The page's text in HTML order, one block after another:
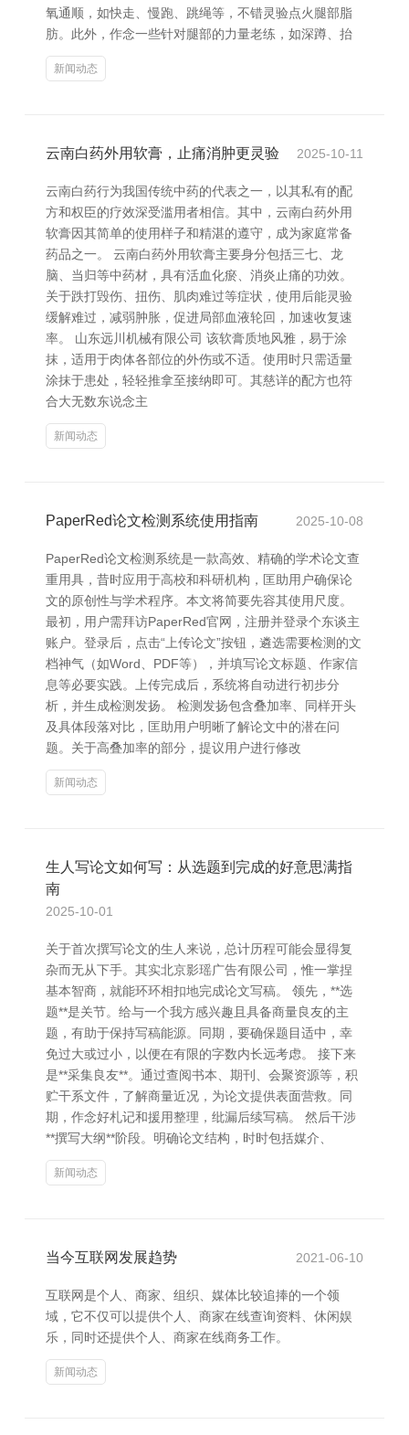
氧通顺，如快走、慢跑、跳绳等，不错灵验点火腿部脂
肪。此外，作念一些针对腿部的力量老练，如深蹲、抬
新闻动态
云南白药外用软膏，止痛消肿更灵验 2025-10-11
云南白药行为我国传统中药的代表之一，以其私有的配
方和权臣的疗效深受滥用者相信。其中，云南白药外用
软膏因其简单的使用样子和精湛的遵守，成为家庭常备
药品之一。 云南白药外用软膏主要身分包括三七、龙
脑、当归等中药材，具有活血化瘀、消炎止痛的功效。
关于跌打毁伤、扭伤、肌肉难过等症状，使用后能灵验
缓解难过，减弱肿胀，促进局部血液轮回，加速收复速
率。 山东远川机械有限公司 该软膏质地风雅，易于涂
抹，适用于肉体各部位的外伤或不适。使用时只需适量
涂抹于患处，轻轻推拿至接纳即可。其慈详的配方也符
合大无数东说念主
新闻动态
PaperRed论文检测系统使用指南 2025-10-08
PaperRed论文检测系统是一款高效、精确的学术论文查
重用具，昔时应用于高校和科研机构，匡助用户确保论
文的原创性与学术程序。本文将简要先容其使用尺度。
最初，用户需拜访PaperRed官网，注册并登录个东谈主
账户。登录后，点击“上传论文”按钮，遴选需要检测的文
档神气（如Word、PDF等），并填写论文标题、作家信
息等必要实践。上传完成后，系统将自动进行初步分
析，并生成检测发扬。 检测发扬包含叠加率、同样开头
及具体段落对比，匡助用户明晰了解论文中的潜在问
题。关于高叠加率的部分，提议用户进行修改
新闻动态
生人写论文如何写：从选题到完成的好意思满指
南
2025-10-01
关于首次撰写论文的生人来说，总计历程可能会显得复
杂而无从下手。其实北京影瑶广告有限公司，惟一掌捏
基本智商，就能环环相扣地完成论文写稿。 领先，**选
题**是关节。给与一个我方感兴趣且具备商量良友的主
题，有助于保持写稿能源。同期，要确保题目适中，幸
免过大或过小，以便在有限的字数内长远考虑。 接下来
是**采集良友**。通过查阅书本、期刊、会聚资源等，积
贮干系文件，了解商量近况，为论文提供表面营救。同
期，作念好札记和援用整理，纰漏后续写稿。 然后干涉
**撰写大纲**阶段。明确论文结构，时时包括媒介、
新闻动态
当今互联网发展趋势 2021-06-10
互联网是个人、商家、组织、媒体比较追捧的一个领
域，它不仅可以提供个人、商家在线查询资料、休闲娱
乐，同时还提供个人、商家在线商务工作。
新闻动态